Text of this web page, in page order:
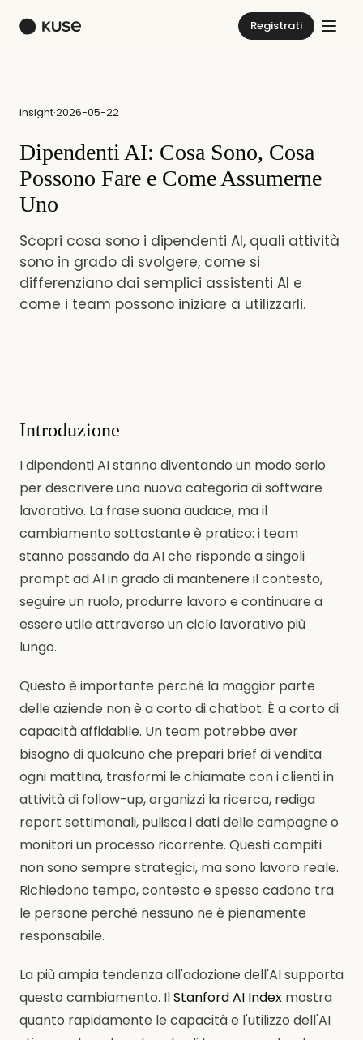
Registrati
insight·2026-05-22
Dipendenti AI: Cosa Sono, Cosa
Possono Fare e Come Assumerne
Uno
Scopri cosa sono i dipendenti AI, quali attività
sono in grado di svolgere, come si
differenziano dai semplici assistenti AI e
come i team possono iniziare a utilizzarli.
Introduzione
I dipendenti AI stanno diventando un modo serio
per descrivere una nuova categoria di software
lavorativo. La frase suona audace, ma il
cambiamento sottostante è pratico: i team
stanno passando da AI che risponde a singoli
prompt ad AI in grado di mantenere il contesto,
seguire un ruolo, produrre lavoro e continuare a
essere utile attraverso un ciclo lavorativo più
lungo.
Questo è importante perché la maggior parte
delle aziende non è a corto di chatbot. È a corto di
capacità affidabile. Un team potrebbe aver
bisogno di qualcuno che prepari brief di vendita
ogni mattina, trasformi le chiamate con i clienti in
attività di follow-up, organizzi la ricerca, rediga
report settimanali, pulisca i dati delle campagne o
monitori un processo ricorrente. Questi compiti
non sono sempre strategici, ma sono lavoro reale.
Richiedono tempo, contesto e spesso cadono tra
le persone perché nessuno ne è pienamente
responsabile.
La più ampia tendenza all'adozione dell'AI supporta
questo cambiamento. IlStanford AI Index mostra
quanto rapidamente le capacità e l'utilizzo dell'AI